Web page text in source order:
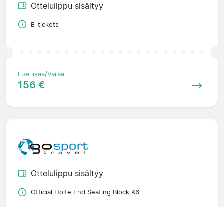
Ottelulippu sisältyy
E-tickets
Lue lisää/Varaa
156 €
Ottelulippu sisältyy
Official Holte End Seating Block K6